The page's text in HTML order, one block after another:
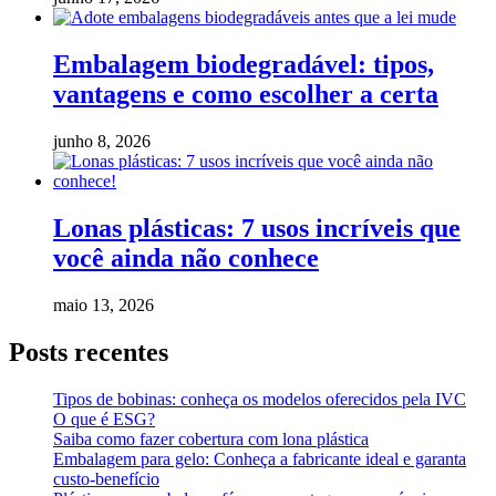
Embalagem biodegradável: tipos,
vantagens e como escolher a certa
junho 8, 2026
Lonas plásticas: 7 usos incríveis que
você ainda não conhece
maio 13, 2026
Posts recentes
Tipos de bobinas: conheça os modelos oferecidos pela IVC
O que é ESG?
Saiba como fazer cobertura com lona plástica
Embalagem para gelo: Conheça a fabricante ideal e garanta
custo-benefício